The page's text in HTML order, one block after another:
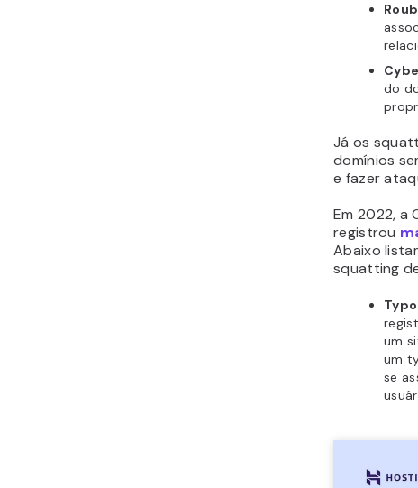
do
Já os
domínios
e fazer
Em 2022, a
registrou
Abaixo
squatting
um
um
se